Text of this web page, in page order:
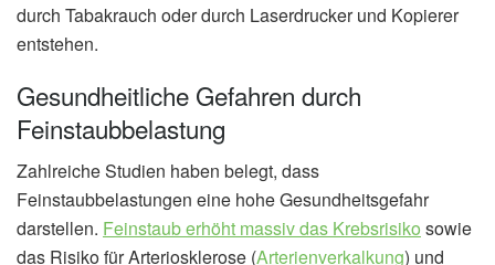
durch Tabakrauch oder durch Laserdrucker und Kopierer
entstehen.
Gesundheitliche Gefahren durch
Feinstaubbelastung
Zahlreiche Studien haben belegt, dass
Feinstaubbelastungen eine hohe Gesundheitsgefahr
darstellen. Feinstaub erhöht massiv das Krebsrisiko sowie
das Risiko für Arteriosklerose (Arterienverkalkung) und